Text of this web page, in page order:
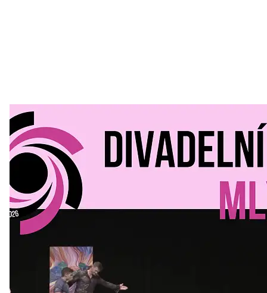
Divadelní Mlýn 30. 07. 2026
Kultura a volný čas
Divadelní mlýn. 15. až 18. října KD
MLEJN. Vstupenky již v prodeji.
Přijďte na přátelský festival divadla a inspirace 15. až 18.
října 2026 Vstupenky již v prodeji na GOOUT -
https://divadelnimlyn.cz/vstupenky Představ si čtyři dny